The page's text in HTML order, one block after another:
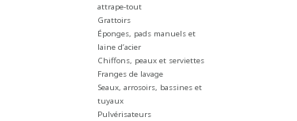
attrape-tout
Grattoirs
Éponges, pads manuels et
laine d’acier
Chiffons, peaux et serviettes
Franges de lavage
Seaux, arrosoirs, bassines et
tuyaux
Pulvérisateurs